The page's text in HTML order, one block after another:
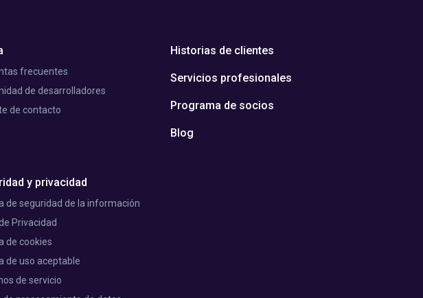
frecuentes
de desarrolladores
de contacto
y privacidad
de seguridad de la información
Privacidad
de cookies
de uso aceptable
de servicio
Historias de clientes
Servicios profesionales
Programa de socios
Blog